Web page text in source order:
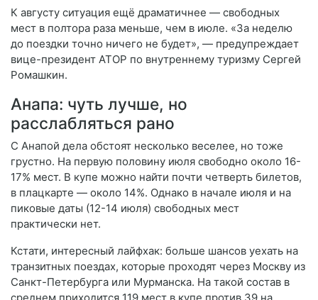
К августу ситуация ещё драматичнее — свободных
мест в полтора раза меньше, чем в июле. «За неделю
до поездки точно ничего не будет», — предупреждает
вице-президент АТОР по внутреннему туризму Сергей
Ромашкин.
Анапа: чуть лучше, но
расслабляться рано
С Анапой дела обстоят несколько веселее, но тоже
грустно. На первую половину июля свободно около 16-
17% мест. В купе можно найти почти четверть билетов,
в плацкарте — около 14%. Однако в начале июля и на
пиковые даты (12-14 июля) свободных мест
практически нет.
Кстати, интересный лайфхак: больше шансов уехать на
транзитных поездах, которые проходят через Москву из
Санкт-Петербурга или Мурманска. На такой состав в